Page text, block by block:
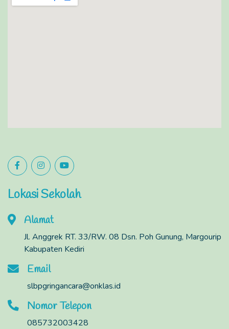
Lokasi Sekolah
Alamat
Jl. Anggrek RT. 33/RW. 08 Dsn. Poh Gunung, Margourip
Kabupaten Kediri
Email
slbpgringancara@onklas.id
Nomor Telepon
085732003428